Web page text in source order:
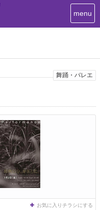
T
o
n
i
g
menu
舞踊・バレエ
お気に入りチラシにする